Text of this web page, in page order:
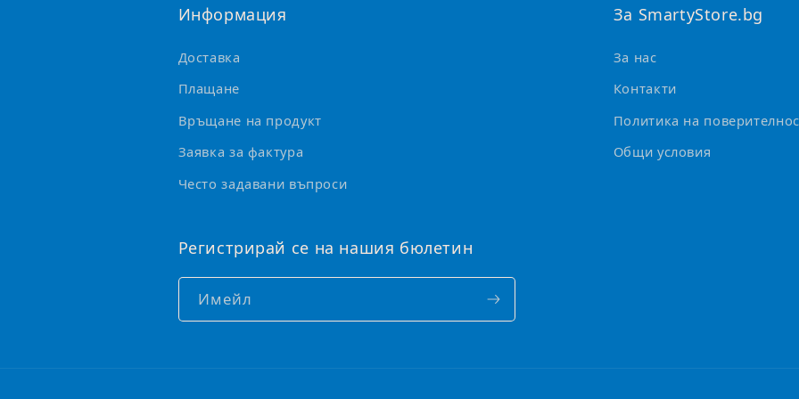
о
е
д
а
е
с
и
Информация
Доставка
Плащане
Връщане на продукт
Заявка за фактура
Често задавани въпроси
За SmartyStore.bg
За нас
Контакти
Политика на
Общи условия
Регистрирай се на нашия бюлетин
Имейл